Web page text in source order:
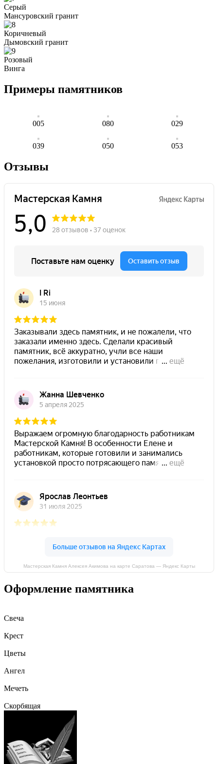
Серый
Мансуровский гранит
Коричневый
Дымовский гранит
Розовый
Винга
Примеры памятников
005 080 029
039 050 053
Отзывы
Мастерская Камня Алексея Акимова на карте Саратова — Яндекс Карты
Оформление памятника
Свеча
Крест
Цветы
Ангел
Мечеть
Скорбящая